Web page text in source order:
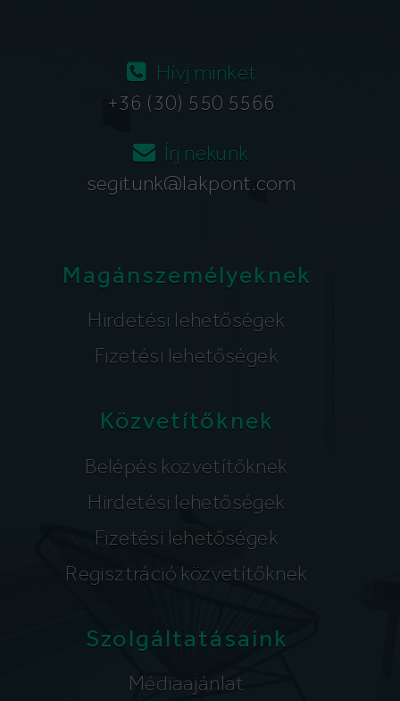
Hívj minket
+36 (30) 550 5566
Írj nekünk
segitunk@lakpont.com
Magánszemélyeknek
Hirdetési lehetőségek
Fizetési lehetőségek
Közvetítőknek
Belépés közvetítőknek
Hirdetési lehetőségek
Fizetési lehetőségek
Regisztráció közvetítőknek
Szolgáltatásaink
Médiaajánlat